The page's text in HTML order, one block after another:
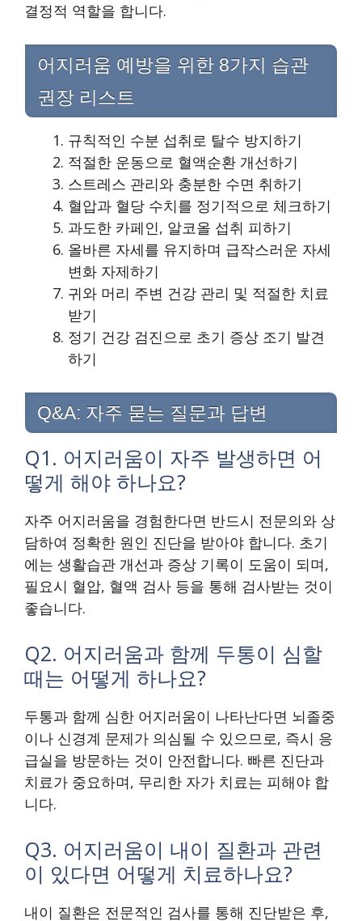
결정적 역할을 합니다.
어지러움 예방을 위한 8가지 습관
권장 리스트
규칙적인 수분 섭취로 탈수 방지하기
적절한 운동으로 혈액순환 개선하기
스트레스 관리와 충분한 수면 취하기
혈압과 혈당 수치를 정기적으로 체크하기
과도한 카페인, 알코올 섭취 피하기
올바른 자세를 유지하며 급작스러운 자세
변화 자제하기
귀와 머리 주변 건강 관리 및 적절한 치료
받기
정기 건강 검진으로 초기 증상 조기 발견
하기
Q&A: 자주 묻는 질문과 답변
Q1. 어지러움이 자주 발생하면 어
떻게 해야 하나요?
자주 어지러움을 경험한다면 반드시 전문의와 상
담하여 정확한 원인 진단을 받아야 합니다. 초기
에는 생활습관 개선과 증상 기록이 도움이 되며,
필요시 혈압, 혈액 검사 등을 통해 검사받는 것이
좋습니다.
Q2. 어지러움과 함께 두통이 심할
때는 어떻게 하나요?
두통과 함께 심한 어지러움이 나타난다면 뇌졸중
이나 신경계 문제가 의심될 수 있으므로, 즉시 응
급실을 방문하는 것이 안전합니다. 빠른 진단과
치료가 중요하며, 무리한 자가 치료는 피해야 합
니다.
Q3. 어지러움이 내이 질환과 관련
이 있다면 어떻게 치료하나요?
내이 질환은 전문적인 검사를 통해 진단받은 후,